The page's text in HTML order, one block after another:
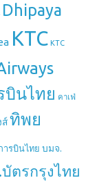
Dhipaya
KTC KTC
บินไทย คาเฟ่
ส์ ทิพย
ารบินไทย บมจ.
ตรกรุงไทย